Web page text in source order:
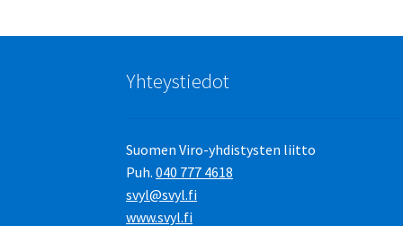
Yhteystiedot
Suomen Viro-yhdistysten liitto
Puh.040 777 4618
svyl@svyl.fi
www.svyl.fi